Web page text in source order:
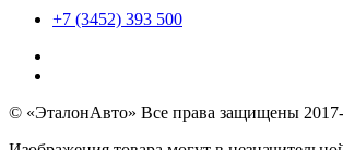
+7 (3452) 393 500
© «ЭталонАвто» Все права защищены